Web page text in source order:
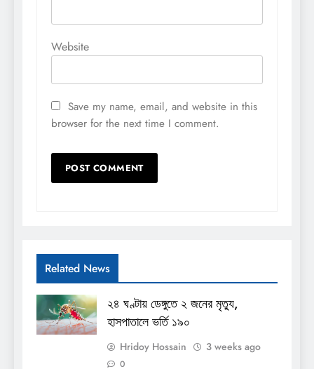
Website
Save my name, email, and website in this
browser for the next time I comment.
Related News
২৪ ঘণ্টায় ডেঙ্গুতে ২ জনের মৃত্যু,
হাসপাতালে ভর্তি ১৯০
Hridoy Hossain 3 weeks ago
0